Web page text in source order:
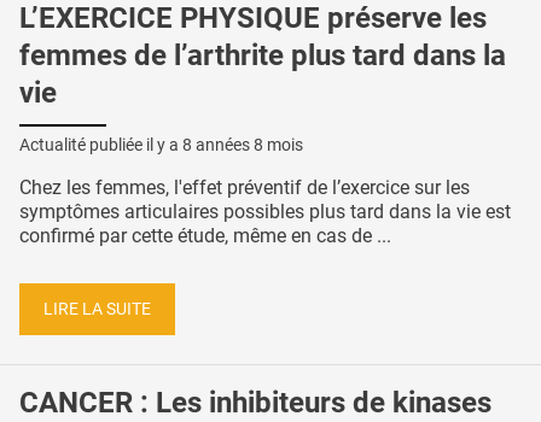
L’EXERCICE PHYSIQUE préserve les
femmes de l’arthrite plus tard dans la
vie
Actualité publiée il y a 8 années 8 mois
Chez les femmes, l'effet préventif de l’exercice sur les
symptômes articulaires possibles plus tard dans la vie est
confirmé par cette étude, même en cas de ...
LIRE LA SUITE
CANCER : Les inhibiteurs de kinases